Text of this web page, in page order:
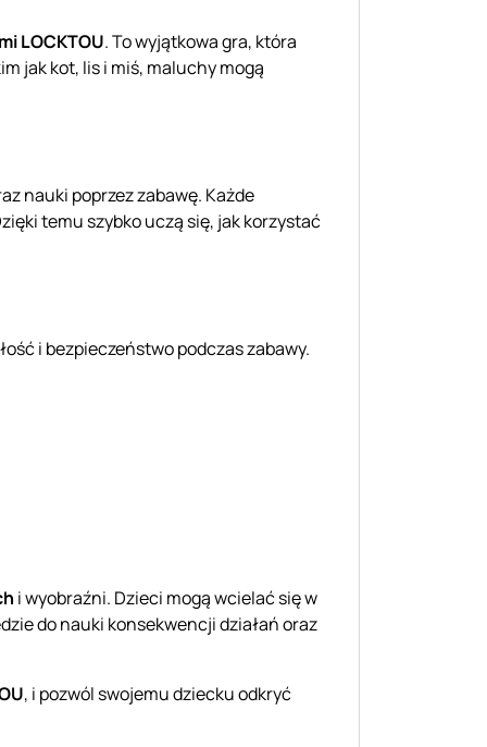
LOCKTOU. To wyjątkowa gra, która
jak kot, lis i miś, maluchy mogą
nauki poprzez zabawę. Każde
temu szybko uczą się, jak korzystać
i bezpieczeństwo podczas zabawy.
i wyobraźni. Dzieci mogą wcielać się w
do nauki konsekwencji działań oraz
, i pozwól swojemu dziecku odkryć